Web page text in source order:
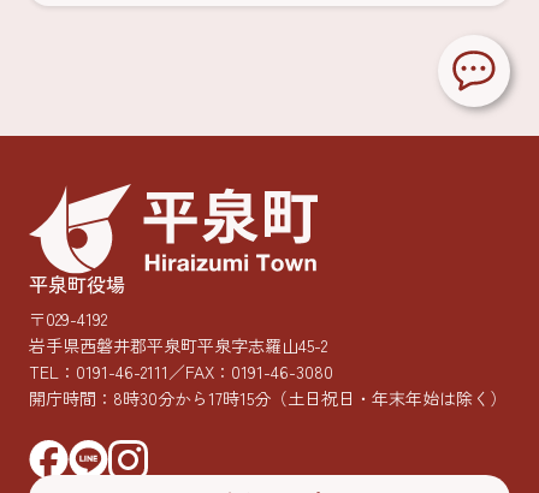
平泉町役場
〒029-4192
岩手県西磐井郡平泉町平泉字志羅山45-2
TEL： 0191-46-2111／FAX：0191-46-3080
開庁時間：8時30分から17時15分 （土日祝日・年末年始は除く）